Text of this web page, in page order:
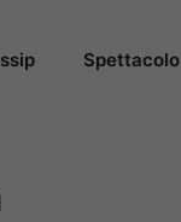
Spettacolo